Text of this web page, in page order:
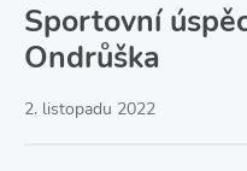
Sportovní
Ondrůška
2. listopadu 2022